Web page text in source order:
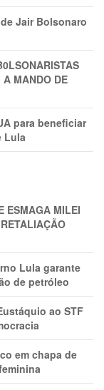
Jair Bolsonaro
MANDO DE
para beneficiar
Lula
ESMAGA MILEI
Lula garante
de petróleo
ao STF
em chapa de